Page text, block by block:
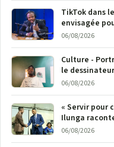
TikTok dans
envisagée
M23
06/08/2026
Culture -
le
poser son
06/08/2026
« Servir pour
Ilunga
national
06/08/2026